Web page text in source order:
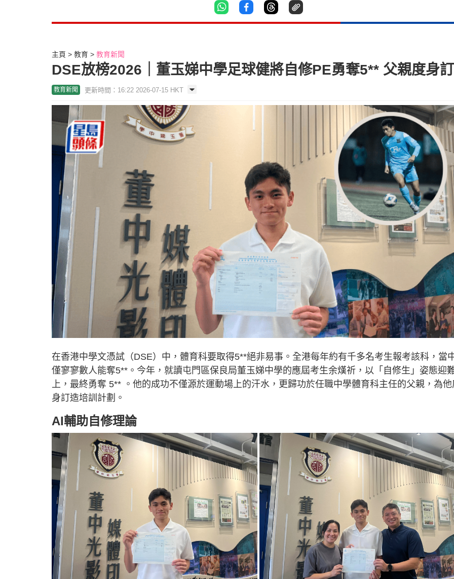
主頁 教育 教育新聞
DSE放榜2026｜董玉娣中學足球健將自修PE勇奪5** 父親度身
教育新聞 更新時間：16:22 2026-07-15 HKT
在香港中學文憑試（DSE）中，體育科要取得5**絕非易事。全港每年約有千多名考生報考該科，當
僅寥寥數人能奪5**。今年，就讀屯門區保良局董玉娣中學的應屆考生余熯祈，以「自修生」姿態迎
上，最終勇奪 5** 。他的成功不僅源於運動場上的汗水，更歸功於任職中學體育科主任的父親，為他
身訂造培訓計劃。
AI輔助自修理論